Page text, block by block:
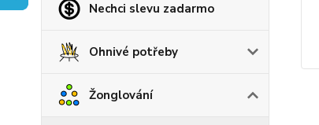
Nechci slevu zadarmo
Ohnivé potřeby
Žonglování